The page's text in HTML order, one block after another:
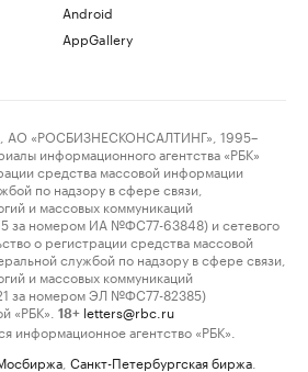
Android
AppGallery
«РОСБИЗНЕСКОНСАЛТИНГ», 1995–
информационного агентства «РБК»
средства массовой информации
по надзору в сфере связи,
и массовых коммуникаций
за номером ИА №ФС77-63848) и сетевого
о регистрации средства массовой
службой по надзору в сфере связи,
и массовых коммуникаций
за номером ЭЛ №ФС77-82385)
«РБК».
18+ letters@rbc.ru
информационное агентство «РБК».
Санкт-Петербургская биржа